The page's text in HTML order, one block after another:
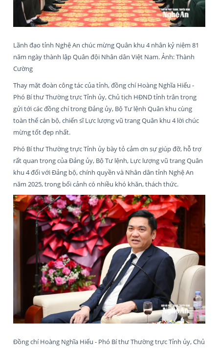
Lãnh đạo tỉnh Nghệ An chúc mừng Quân khu 4 nhân kỷ niệm 81
năm ngày thành lập Quân đội Nhân dân Việt Nam. Ảnh: Thành
Cường
Thay mặt đoàn công tác của tỉnh, đồng chí Hoàng Nghĩa Hiếu -
Phó Bí thư Thường trực Tỉnh ủy, Chủ tịch HĐND tỉnh trân trọng
gửi tới các đồng chí trong Đảng ủy, Bộ Tư lệnh Quân khu cùng
toàn thể cán bộ, chiến sĩ Lực lượng vũ trang Quân khu 4 lời chúc
mừng tốt đẹp nhất.
Phó Bí thư Thường trực Tỉnh ủy bày tỏ cảm ơn sự giúp đỡ, hỗ trợ
rất quan trọng của Đảng ủy, Bộ Tư lệnh, Lực lượng vũ trang Quân
khu 4 đối với Đảng bộ, chính quyền và Nhân dân tỉnh Nghệ An
năm 2025, trong bối cảnh có nhiều khó khăn, thách thức.
Đồng chí Hoàng Nghĩa Hiếu - Phó Bí thư Thường trực Tỉnh ủy, Chủ